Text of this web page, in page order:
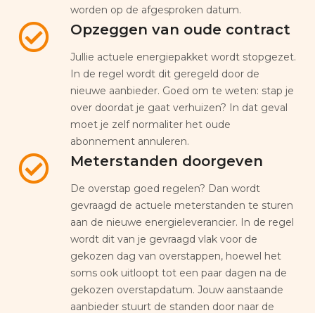
worden op de afgesproken datum.
Opzeggen van oude contract
Jullie actuele energiepakket wordt stopgezet.
In de regel wordt dit geregeld door de
nieuwe aanbieder. Goed om te weten: stap je
over doordat je gaat verhuizen? In dat geval
moet je zelf normaliter het oude
abonnement annuleren.
Meterstanden doorgeven
De overstap goed regelen? Dan wordt
gevraagd de actuele meterstanden te sturen
aan de nieuwe energieleverancier. In de regel
wordt dit van je gevraagd vlak voor de
gekozen dag van overstappen, hoewel het
soms ook uitloopt tot een paar dagen na de
gekozen overstapdatum. Jouw aanstaande
aanbieder stuurt de standen door naar de